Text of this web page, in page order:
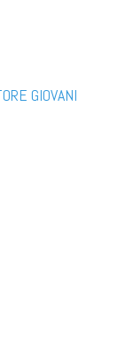
GIOVANI